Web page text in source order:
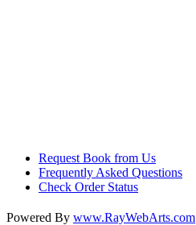
Request Book from Us
Frequently Asked Questions
Check Order Status
Powered By www.RayWebArts.com